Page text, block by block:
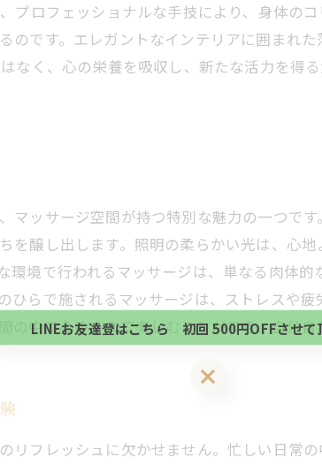
プロフェッショナルな手技により、身体の
のです。エレガントなインテリアに囲まれ
なく、心の栄養を吸収し、新たな活力を得
マッサージ空間が持つ特別な魅力の一つで
を醸し出します。照明の柔らかい光は、心
環境で行われるマッサージは、単なる肉体
ひらで施されるマッサージは、ストレスや
の中で心ゆくまで楽しむことができ、自分
リフレッシュに欠かせません。忙しい日常
当サロンの公式LINE@にお友達登録頂い
初回 500円OFFさせて頂きます。 既に
方、不必要な方 お手数ですが、✖印でお閉
LINEお友達登はこちら 初回 500円OFFさせて
当サロンの公式LINE@にお友達登録頂い
初回 500円OFFさせて頂きます。 既に
方、不必要な方 お手数ですが、✖印でお
LINEお友達登はこちら 初回 500円OFFさせて